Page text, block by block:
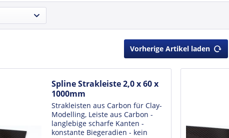
Vorherige Artikel laden
Spline Strakleiste 2,0 x 60 x
1000mm
Strakleisten aus Carbon für Clay-
Modelling, Leiste aus Carbon -
langlebige scharfe Kanten -
konstante Biegeradien - kein